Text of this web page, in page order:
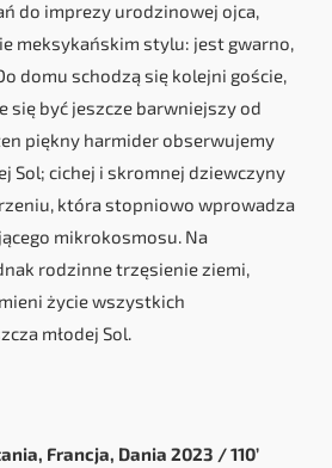
do imprezy urodzinowej ojca,
meksykańskim stylu: jest gwarno,
domu schodzą się kolejni goście,
się być jeszcze barwniejszy od
piękny harmider obserwujemy
Sol; cichej i skromnej dziewczyny
która stopniowo wprowadza
mikrokosmosu. Na
rodzinne trzęsienie ziemi,
życie wszystkich
młodej Sol.
Francja, Dania 2023 / 110’